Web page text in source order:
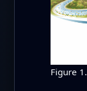
Figure 1.